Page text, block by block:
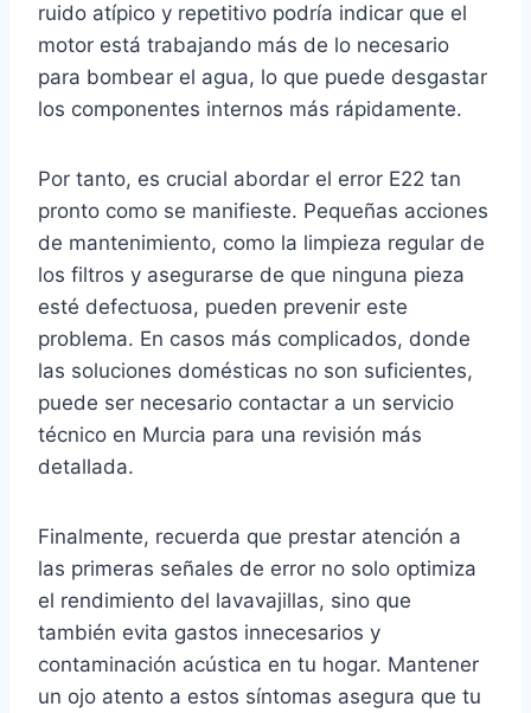
ruido atípico y repetitivo podría indicar que el
motor está trabajando más de lo necesario
para bombear el agua, lo que puede desgastar
los componentes internos más rápidamente.
Por tanto, es crucial abordar el error E22 tan
pronto como se manifieste. Pequeñas acciones
de mantenimiento, como la limpieza regular de
los filtros y asegurarse de que ninguna pieza
esté defectuosa, pueden prevenir este
problema. En casos más complicados, donde
las soluciones domésticas no son suficientes,
puede ser necesario contactar a un servicio
técnico en Murcia para una revisión más
detallada.
Finalmente, recuerda que prestar atención a
las primeras señales de error no solo optimiza
el rendimiento del lavavajillas, sino que
también evita gastos innecesarios y
contaminación acústica en tu hogar. Mantener
un ojo atento a estos síntomas asegura que tu